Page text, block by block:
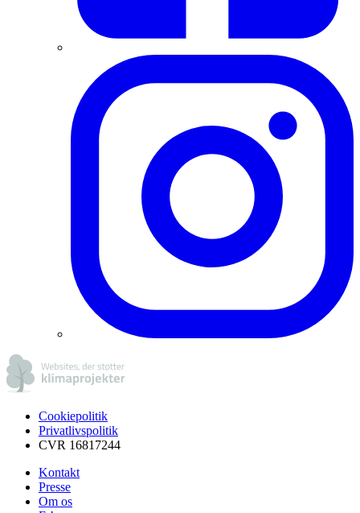
Cookiepolitik
Privatlivspolitik
CVR 16817244
Kontakt
Presse
Om os